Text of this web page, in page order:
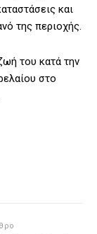
και
της περιοχής.
του κατά την
στο